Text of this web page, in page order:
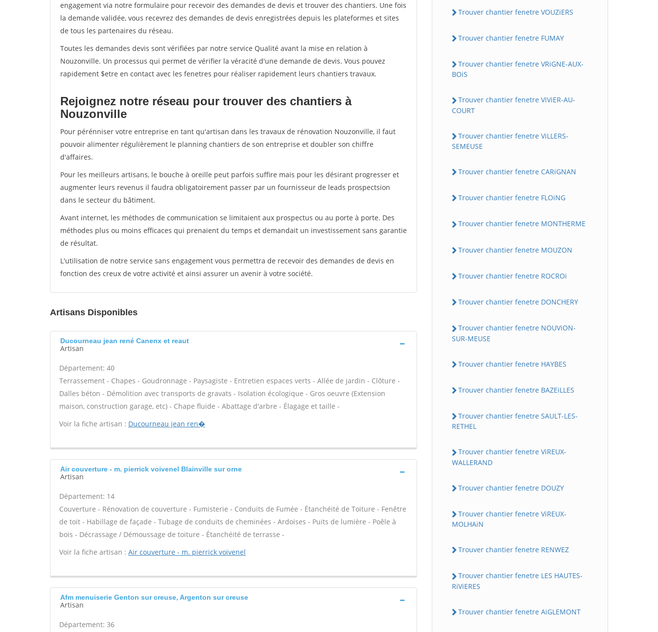
engagement via notre formulaire pour recevoir des demandes de devis et trouver des chantiers. Une fois
la demande validée, vous recevrez des demandes de devis enregistrées depuis les plateformes et sites
de tous les partenaires du réseau.
Toutes les demandes devis sont vérifiées par notre service Qualité avant la mise en relation à
Nouzonville. Un processus qui permet de vérifier la véracité d'une demande de devis. Vous pouvez
rapidement $etre en contact avec les fenetres pour réaliser rapidement leurs chantiers travaux.
Rejoignez notre réseau pour trouver des chantiers à
Nouzonville
Pour pérénniser votre entreprise en tant qu'artisan dans les travaux de rénovation Nouzonville, il faut
pouvoir alimenter régulièrement le planning chantiers de son entreprise et doubler son chiffre
d'affaires.
Pour les meilleurs artisans, le bouche à oreille peut parfois suffire mais pour les désirant progresser et
augmenter leurs revenus il faudra obligatoirement passer par un fournisseur de leads prospectsion
dans le secteur du bâtiment.
Avant internet, les méthodes de communication se limitaient aux prospectus ou au porte à porte. Des
méthodes plus ou moins efficaces qui prenaient du temps et demandait un investissement sans garantie
de résultat.
L'utilisation de notre service sans engagement vous permettra de recevoir des demandes de devis en
fonction des creux de votre activité et ainsi assurer un avenir à votre société.
Artisans Disponibles
Ducourneau jean rené Canenx et reaut
Artisan
Département: 40
Terrassement - Chapes - Goudronnage - Paysagiste - Entretien espaces verts - Allée de jardin - Clôture -
Dalles béton - Démolition avec transports de gravats - Isolation écologique - Gros oeuvre (Extension
maison, construction garage, etc) - Chape fluide - Abattage d'arbre - Élagage et taille -
Voir la fiche artisan : Ducourneau jean ren�
Air couverture - m. pierrick voivenel Blainville sur orne
Artisan
Département: 14
Couverture - Rénovation de couverture - Fumisterie - Conduits de Fumée - Étanchéité de Toiture - Fenêtre
de toit - Habillage de façade - Tubage de conduits de cheminées - Ardoises - Puits de lumière - Poêle à
bois - Décrassage / Démoussage de toiture - Étanchéité de terrasse -
Voir la fiche artisan : Air couverture - m. pierrick voivenel
Afm menuiserie Genton sur creuse, Argenton sur creuse
Artisan
Département: 36
Trouver chantier fenetre VOUZiERS
Trouver chantier fenetre FUMAY
Trouver chantier fenetre VRiGNE-AUX-
BOiS
Trouver chantier fenetre ViViER-AU-
COURT
Trouver chantier fenetre ViLLERS-
SEMEUSE
Trouver chantier fenetre CARiGNAN
Trouver chantier fenetre FLOiNG
Trouver chantier fenetre MONTHERME
Trouver chantier fenetre MOUZON
Trouver chantier fenetre ROCROi
Trouver chantier fenetre DONCHERY
Trouver chantier fenetre NOUViON-
SUR-MEUSE
Trouver chantier fenetre HAYBES
Trouver chantier fenetre BAZEiLLES
Trouver chantier fenetre SAULT-LES-
RETHEL
Trouver chantier fenetre ViREUX-
WALLERAND
Trouver chantier fenetre DOUZY
Trouver chantier fenetre ViREUX-
MOLHAiN
Trouver chantier fenetre RENWEZ
Trouver chantier fenetre LES HAUTES-
RiViERES
Trouver chantier fenetre AiGLEMONT